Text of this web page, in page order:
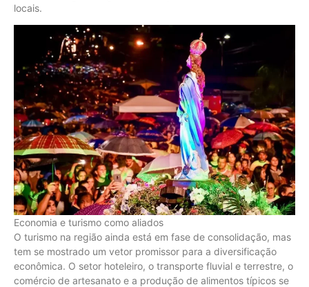
locais.
Economia e turismo como aliados
O turismo na região ainda está em fase de consolidação, mas
tem se mostrado um vetor promissor para a diversificação
econômica. O setor hoteleiro, o transporte fluvial e terrestre, o
comércio de artesanato e a produção de alimentos típicos se